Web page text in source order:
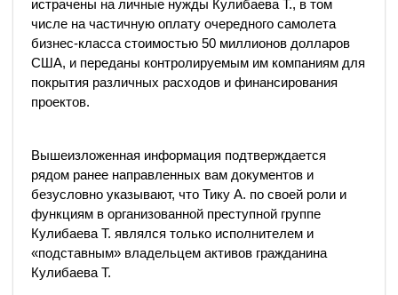
истрачены на личные нужды Кулибаева Т., в том
числе на частичную оплату очередного самолета
бизнес-класса стоимостью 50 миллионов долларов
США, и переданы контролируемым им компаниям для
покрытия различных расходов и финансирования
проектов.
Вышеизложенная информация подтверждается
рядом ранее направленных вам документов и
безусловно указывают, что Тику А. по своей роли и
функциям в организованной преступной группе
Кулибаева Т. являлся только исполнителем и
«подставным» владельцем активов гражданина
Кулибаева Т.